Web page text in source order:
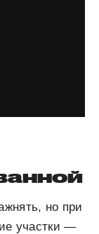
но при
участки —